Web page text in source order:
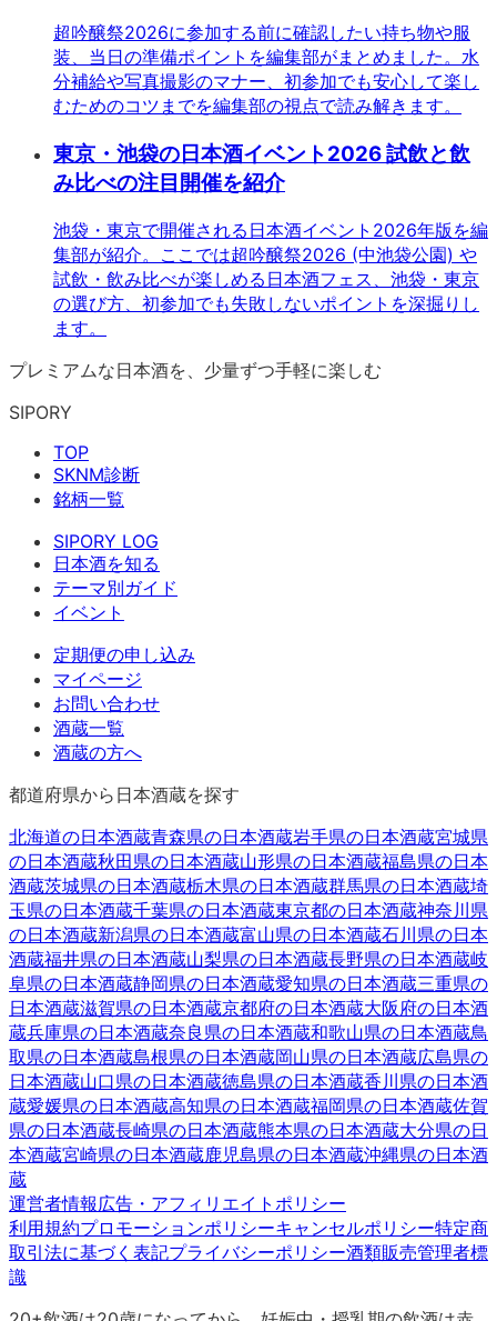
超吟醸祭2026に参加する前に確認したい持ち物や服
装、当日の準備ポイントを編集部がまとめました。水
分補給や写真撮影のマナー、初参加でも安心して楽し
むためのコツまでを編集部の視点で読み解きます。
東京・池袋の日本酒イベント2026 試飲と飲
み比べの注目開催を紹介
池袋・東京で開催される日本酒イベント2026年版を編
集部が紹介。ここでは超吟醸祭2026 (中池袋公園) や
試飲・飲み比べが楽しめる日本酒フェス、池袋・東京
の選び方、初参加でも失敗しないポイントを深掘りし
ます。
プレミアムな日本酒を、少量ずつ手軽に楽しむ
SIPORY
TOP
SKNM診断
銘柄一覧
SIPORY LOG
日本酒を知る
テーマ別ガイド
イベント
定期便の申し込み
マイページ
お問い合わせ
酒蔵一覧
酒蔵の方へ
都道府県から日本酒蔵を探す
北海道の日本酒蔵青森県の日本酒蔵岩手県の日本酒蔵宮城県
の日本酒蔵秋田県の日本酒蔵山形県の日本酒蔵福島県の日本
酒蔵茨城県の日本酒蔵栃木県の日本酒蔵群馬県の日本酒蔵埼
玉県の日本酒蔵千葉県の日本酒蔵東京都の日本酒蔵神奈川県
の日本酒蔵新潟県の日本酒蔵富山県の日本酒蔵石川県の日本
酒蔵福井県の日本酒蔵山梨県の日本酒蔵長野県の日本酒蔵岐
阜県の日本酒蔵静岡県の日本酒蔵愛知県の日本酒蔵三重県の
日本酒蔵滋賀県の日本酒蔵京都府の日本酒蔵大阪府の日本酒
蔵兵庫県の日本酒蔵奈良県の日本酒蔵和歌山県の日本酒蔵鳥
取県の日本酒蔵島根県の日本酒蔵岡山県の日本酒蔵広島県の
日本酒蔵山口県の日本酒蔵徳島県の日本酒蔵香川県の日本酒
蔵愛媛県の日本酒蔵高知県の日本酒蔵福岡県の日本酒蔵佐賀
県の日本酒蔵長崎県の日本酒蔵熊本県の日本酒蔵大分県の日
本酒蔵宮崎県の日本酒蔵鹿児島県の日本酒蔵沖縄県の日本酒
蔵
運営者情報 広告・アフィリエイトポリシー
利用規約プロモーションポリシーキャンセルポリシー特定商
取引法に基づく表記プライバシーポリシー酒類販売管理者標
識